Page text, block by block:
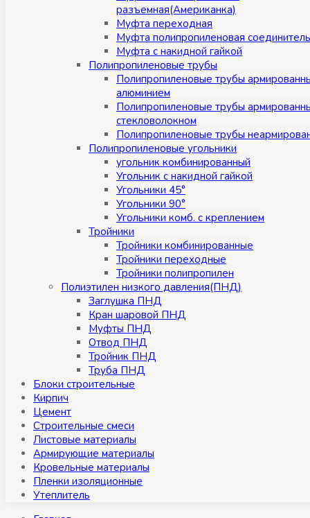
разъемная(Американка)
Муфта переходная
Муфта полипропиленовая
Муфта с накидной гайкой
Полипропиленовые трубы
Полипропиленовые трубы
алюминием
Полипропиленовые трубы
стекловолокном
Полипропиленовые трубы
Полипропиленовые угольники
угольник комбинированный
Угольник с накидной гайкой
Угольники 45°
Угольники 90°
Угольники комб. с креплением
Тройники
Тройники комбинированные
Тройники переходные
Тройники полипропилен
Полиэтилен низкого давления(ПНД)
Заглушка ПНД
Кран шаровой ПНД
Муфты ПНД
Отвод ПНД
Тройник ПНД
Труба ПНД
Блоки строительные
Кирпич
Цемент
Строительные смеси
Листовые материалы
Армирующие материалы
Кровельные материалы
Пленки изоляционные
Утеплитель